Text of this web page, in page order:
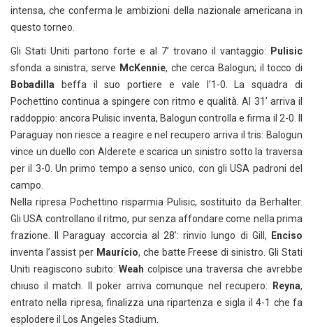
intensa, che conferma le ambizioni della nazionale americana in
questo torneo.
Gli Stati Uniti partono forte e al 7’ trovano il vantaggio:
Pulisic
sfonda a sinistra, serve McKennie, che cerca Balogun; il tocco di
Bobadilla beffa il suo portiere e vale l’1-0. La squadra di
Pochettino continua a spingere con ritmo e qualità. Al 31’ arriva il
raddoppio: ancora Pulisic inventa, Balogun controlla e firma il 2-0. Il
Paraguay non riesce a reagire e nel recupero arriva il tris: Balogun
vince un duello con Alderete e scarica un sinistro sotto la traversa
per il 3-0. Un primo tempo a senso unico, con gli USA padroni del
campo.
Nella ripresa Pochettino risparmia Pulisic, sostituito da Berhalter.
Gli USA controllano il ritmo, pur senza affondare come nella prima
frazione. Il Paraguay accorcia al 28’: rinvio lungo di Gill,
Enciso
inventa l’assist per Maurício, che batte Freese di sinistro. Gli Stati
Uniti reagiscono subito: Weah colpisce una traversa che avrebbe
chiuso il match. Il poker arriva comunque nel recupero:
Reyna,
entrato nella ripresa, finalizza una ripartenza e sigla il 4-1 che fa
esplodere il Los Angeles Stadium.